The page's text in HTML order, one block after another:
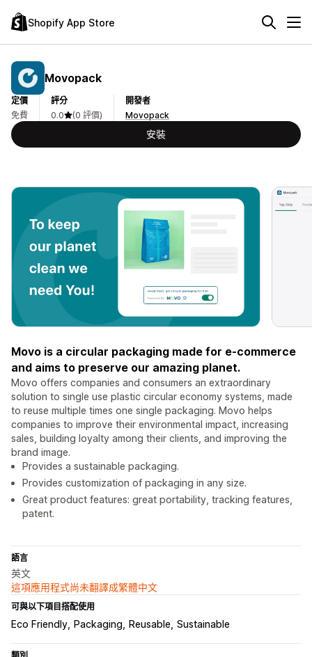
Shopify App Store
Movopack
定價
免費
評分
0.0
(0 評價)
開發者
Movopack
安裝
Movo is a circular packaging made for e-commerce
and aims to preserve our amazing planet.
Movo offers companies and consumers an extraordinary
solution to single use plastic circular economy systems, made
to reuse multiple times one single packaging. Movo helps
companies to improve their environmental impact, increasing
sales, building loyalty among their clients, and improving the
brand image.
Provides a sustainable packaging.
Provides customization of packaging in any size.
Great product features: great portability, tracking features,
patent.
語言
英文
這項應用程式尚未翻譯成繁體中文
可與以下項目搭配使用
Eco Friendly Packaging Reusable Sustainable